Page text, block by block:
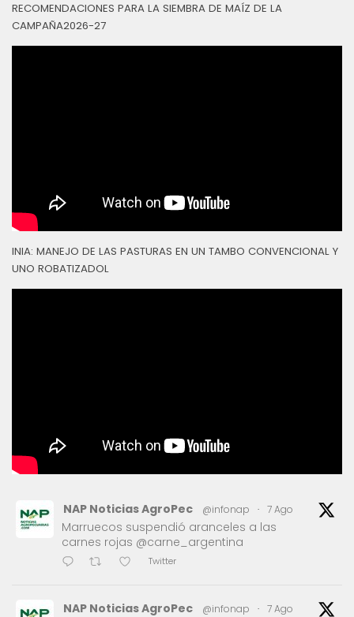
RECOMENDACIONES PARA LA SIEMBRA DE MAÍZ DE LA
CAMPAÑA2026-27
INIA: MANEJO DE LAS PASTURAS EN UN TAMBO CONVENCIONAL Y
UNO ROBATIZADOL
NAP Noticias AgroPec @infonap · 7 Ago
Marruecos suspendió aranceles a las
carnes rojas @carne_argentina
Twitter
NAP Noticias AgroPec @infonap · 7 Ago